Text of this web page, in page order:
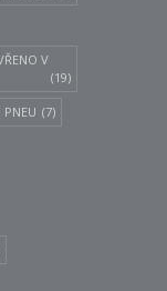
V
(19)
PNEU (7)